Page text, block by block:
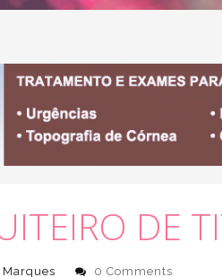
DE
0 Comments